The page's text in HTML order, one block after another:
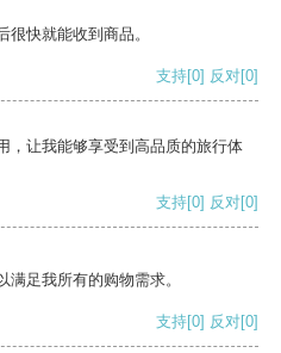
快就能收到商品。
支持[0] 反对[0]
，让我能够享受到高品质的旅行体
支持[0] 反对[0]
足我所有的购物需求。
支持[0] 反对[0]